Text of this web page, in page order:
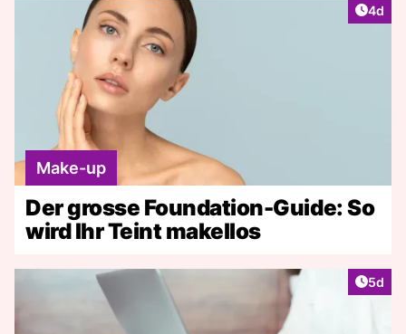
4d
Make-up
Der grosse Foundation-Guide: So
wird Ihr Teint makellos
5d